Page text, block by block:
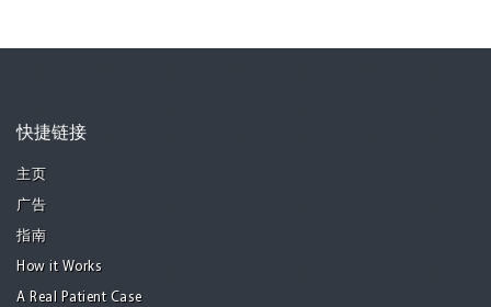
快捷链接
主页
广告
指南
How it Works
A Real Patient Case